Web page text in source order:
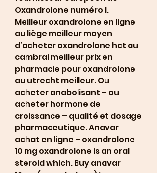
Oxandrolone numéro 1.
Meilleur oxandrolone en ligne
au liège meilleur moyen
d’acheter oxandrolone hct au
cambrai meilleur prix en
pharmacie pour oxandrolone
au utrecht meilleur. Ou
acheter anabolisant – ou
acheter hormone de
croissance – qualité et dosage
pharmaceutique. Anavar
achat en ligne – oxandrolone
10 mg oxandrolone is an oral
steroid which. Buy anavar